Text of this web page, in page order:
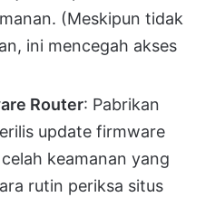
(Meskipun tidak
ini mencegah akses
Router: Pabrikan
update firmware
keamanan yang
rutin periksa situs